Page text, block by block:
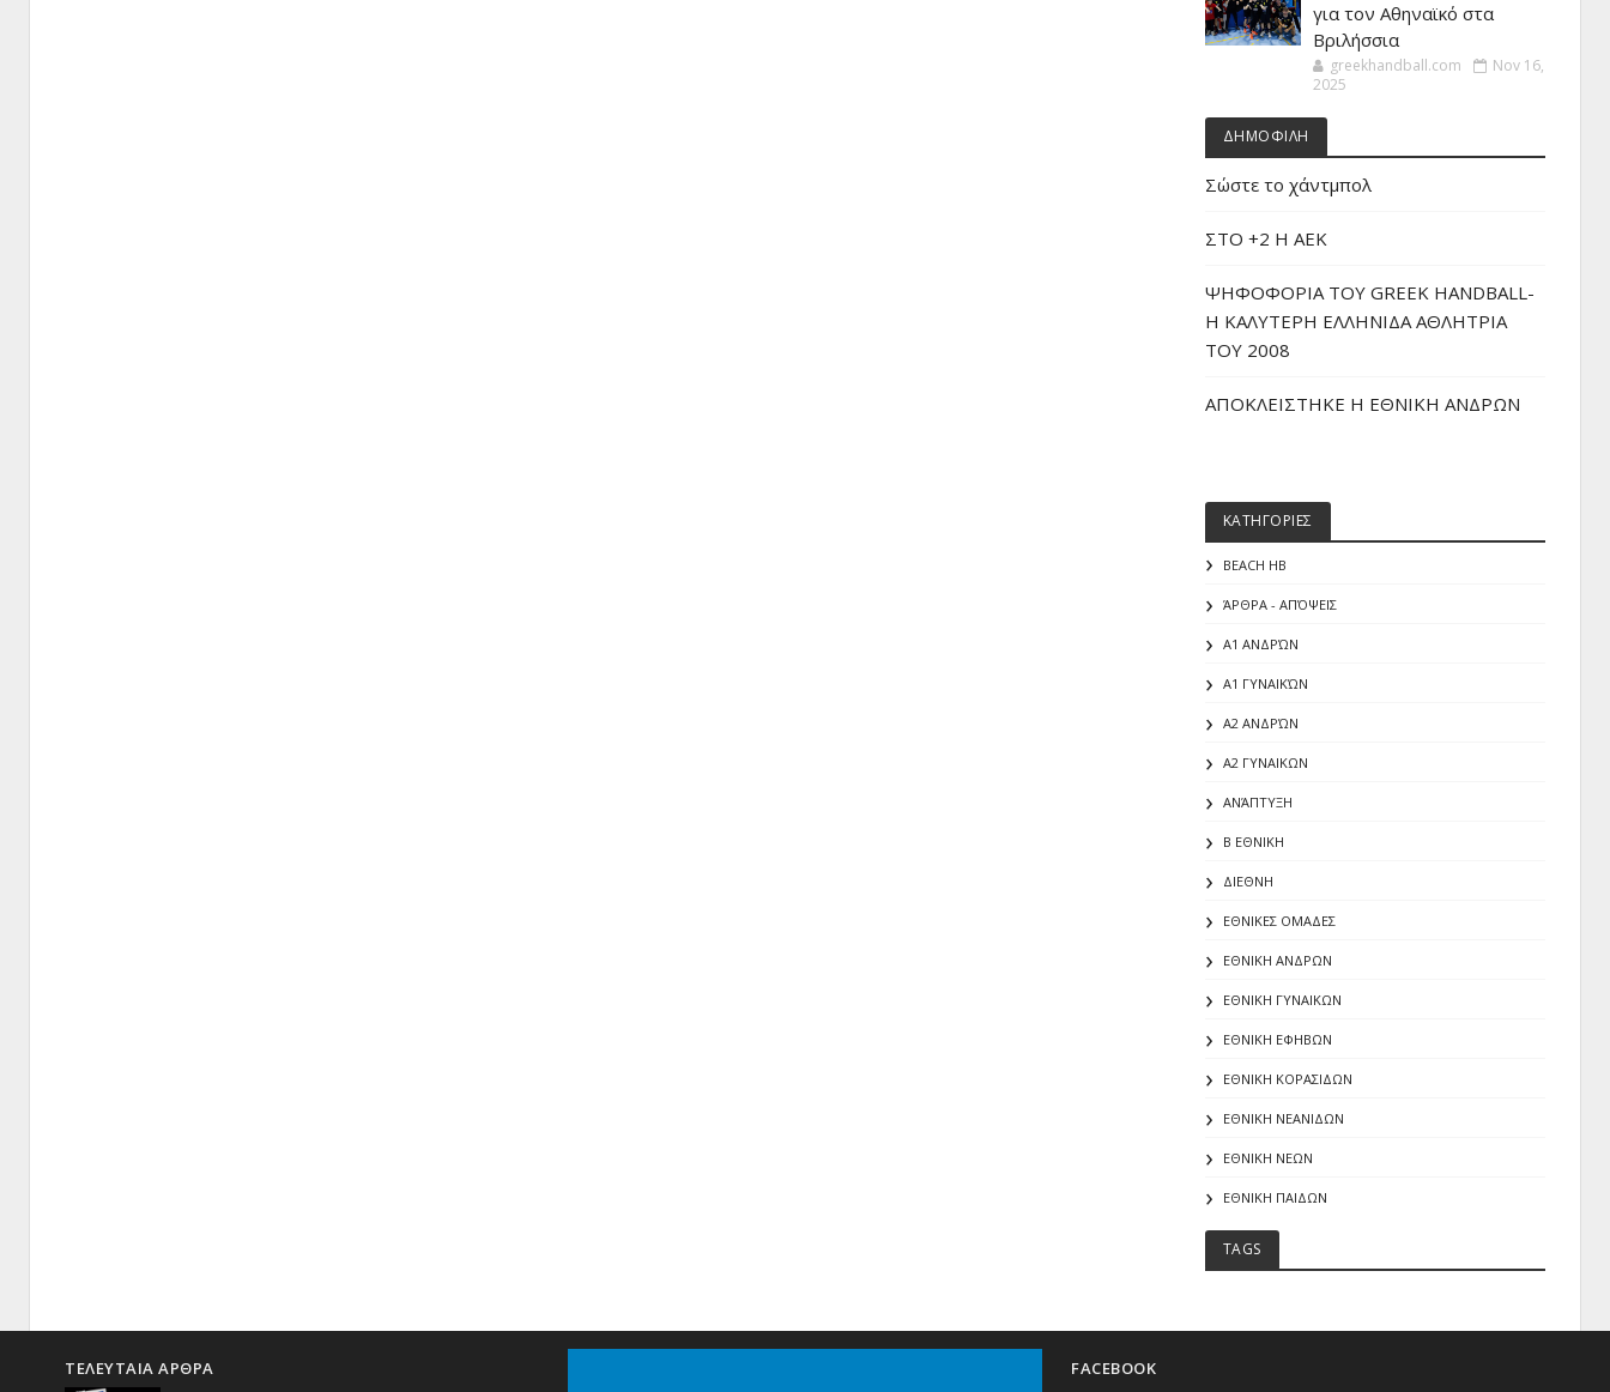
για τον Αθηναϊκό στα
Βριλήσσια
greekhandball.com
Nov 16,
2025
ΔΗΜΟΦΙΛΗ
Σώστε το χάντμπολ
ΣΤΟ +2 Η ΑΕΚ
ΨΗΦΟΦΟΡΙΑ ΤΟΥ GREEK HANDBALL-
H ΚΑΛΥΤΕΡΗ ΕΛΛΗΝΙΔΑ ΑΘΛΗΤΡΙΑ
ΤΟΥ 2008
ΑΠΟΚΛΕΙΣΤΗΚΕ Η ΕΘΝΙΚΗ ΑΝΔΡΩΝ
ΚΑΤΗΓΟΡΙΕΣ
BEACH HB
ΆΡΘΡΑ - ΑΠΌΨΕΙΣ
Α1 ΑΝΔΡΏΝ
Α1 ΓΥΝΑΙΚΏΝ
Α2 ΑΝΔΡΏΝ
Α2 ΓΥΝΑΙΚΩΝ
ΑΝΆΠΤΥΞΗ
Β ΕΘΝΙΚΗ
ΔΙΕΘΝΗ
ΕΘΝΙΚΕΣ ΟΜΑΔΕΣ
ΕΘΝΙΚΗ ΑΝΔΡΩΝ
ΕΘΝΙΚΗ ΓΥΝΑΙΚΩΝ
ΕΘΝΙΚΗ ΕΦΗΒΩΝ
ΕΘΝΙΚΗ ΚΟΡΑΣΙΔΩΝ
ΕΘΝΙΚΗ ΝΕΑΝΙΔΩΝ
ΕΘΝΙΚΗ ΝΕΩΝ
ΕΘΝΙΚΗ ΠΑΙΔΩΝ
TAGS
ΤΕΛΕΥΤΑΙΑ ΑΡΘΡΑ FACEBOOK